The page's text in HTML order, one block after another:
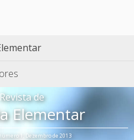
Revista de
Elementar
1, Dezembro de 2013